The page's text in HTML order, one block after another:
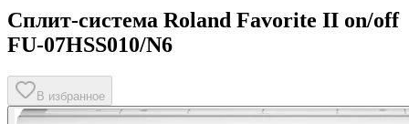
Сплит-система Roland Favorite II on/off
FU-07HSS010/N6
В избранное